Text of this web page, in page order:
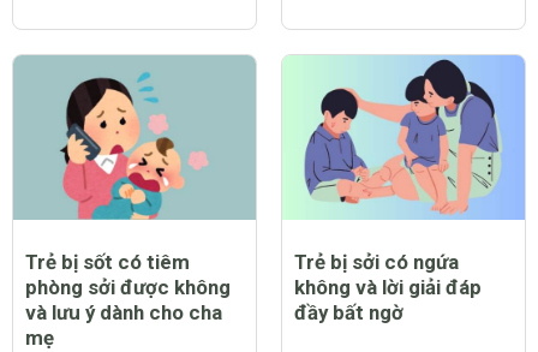
Trẻ bị sốt có tiêm
phòng sởi được không
và lưu ý dành cho cha
mẹ
Trẻ bị sởi có ngứa
không và lời giải đáp
đầy bất ngờ